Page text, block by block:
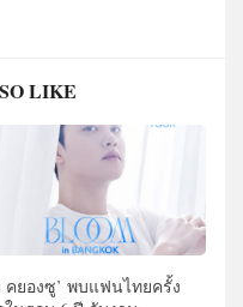
LIKE
คยองซู’ พบแฟนไทยครั้ง